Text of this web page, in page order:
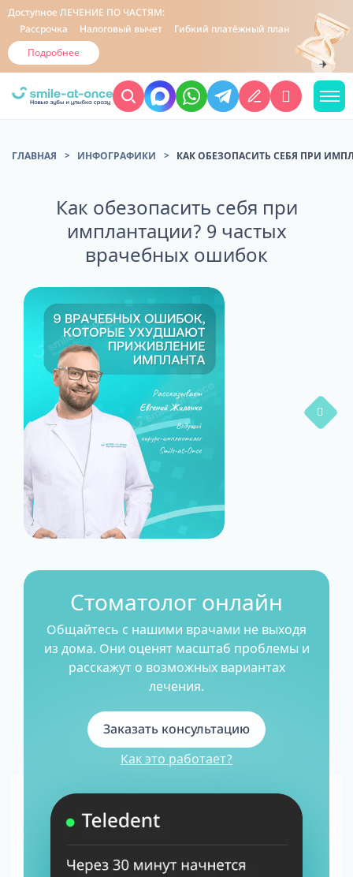
Доступное ЛЕЧЕНИЕ ПО ЧАСТЯМ:
Рассрочка
Налоговый вычет Гибкий платёжный план
Подробнее
ГЛАВНАЯ ИНФОГРАФИКИ КАК ОБЕЗОПАСИТЬ СЕБЯ ПРИ
Как обезопасить себя при
имплантации? 9 частых
врачебных ошибок
Стоматолог онлайн
Общайтесь с нашими врачами не выходя
из дома. Они оценят масштаб проблемы и
расскажут о возможных вариантах
лечения.
Заказать консультацию
Как это работает?